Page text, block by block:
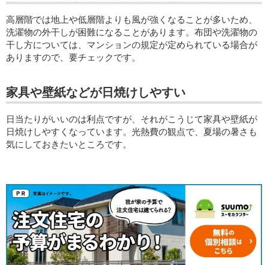
高層階では地上や低層階よりも風が強くなることが多いため、
洗濯物の外干しが困難になることがあります。布団や洗濯物の
干し方については、マンションの規定が定められている場合が
ありますので、要チェックです。
家具や壁紙などが日焼けしやすい
日当たりがいいのは利点ですが、それがこうじて家具や壁紙が
日焼けしやすくなっています。光熱費の観点で、夏場の暑さも
気にしておきたいところです。